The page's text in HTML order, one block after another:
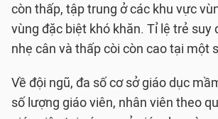
còn thấp, tập trung ở các khu vực
vùng đặc biệt khó khăn. Tỉ lệ trẻ suy
nhẹ cân và thấp còi còn cao tại một
Về đội ngũ, đa số cơ sở giáo dục
số lượng giáo viên, nhân viên theo